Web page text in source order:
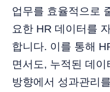
업무를 효율적으로
요한 HR 데이터를
합니다. 이를 통해
면서도, 누적된 데
방향에서 성과관리